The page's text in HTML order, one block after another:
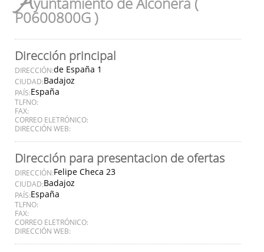
P0600800G )
Dirección principal
DIRECCIÓN:de España 1
CIUDAD:Badajoz
PAÍS:España
TLFNO:
FAX:
CORREO ELETRÓNICO:
DIRECCIÓN WEB:
Dirección para presentacion de ofertas
DIRECCIÓN:Felipe Checa 23
CIUDAD:Badajoz
PAÍS:España
TLFNO:
FAX:
CORREO ELETRÓNICO:
DIRECCIÓN WEB: